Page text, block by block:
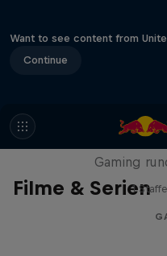
Want to see content from
Continue
Filme & Serien
Part of
Gaming
1